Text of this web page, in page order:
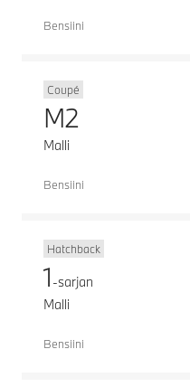
Bensiini
Coupé
M2
Malli
Bensiini
Hatchback
1 -sarjan
Malli
Bensiini